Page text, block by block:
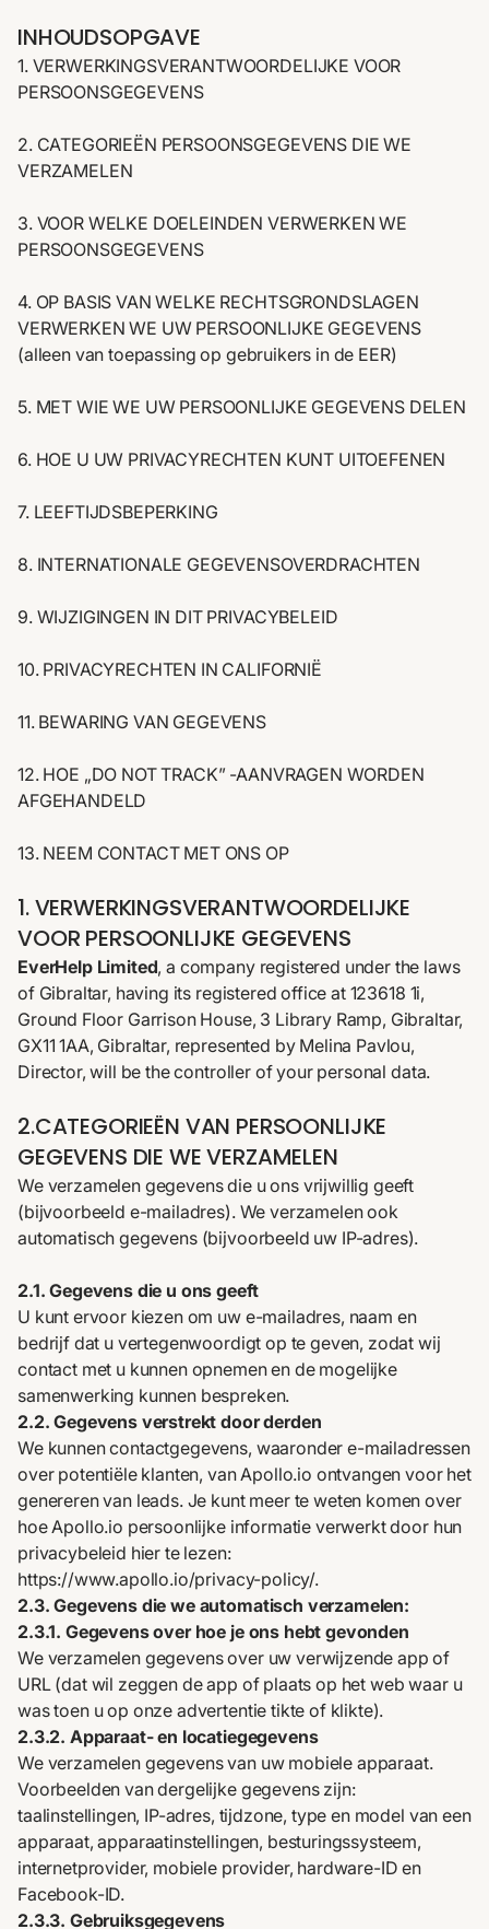
INHOUDSOPGAVE
1. VERWERKINGSVERANTWOORDELIJKE VOOR
PERSOONSGEGEVENS
2. CATEGORIEËN PERSOONSGEGEVENS DIE WE
VERZAMELEN
3. VOOR WELKE DOELEINDEN VERWERKEN WE
PERSOONSGEGEVENS
4. OP BASIS VAN WELKE RECHTSGRONDSLAGEN
VERWERKEN WE UW PERSOONLIJKE GEGEVENS
(alleen van toepassing op gebruikers in de EER)
5. MET WIE WE UW PERSOONLIJKE GEGEVENS DELEN
6. HOE U UW PRIVACYRECHTEN KUNT UITOEFENEN
7. LEEFTIJDSBEPERKING
8. INTERNATIONALE GEGEVENSOVERDRACHTEN
9. WIJZIGINGEN IN DIT PRIVACYBELEID
10. PRIVACYRECHTEN IN CALIFORNIË
11. BEWARING VAN GEGEVENS
12. HOE „DO NOT TRACK” -AANVRAGEN WORDEN
AFGEHANDELD
13. NEEM CONTACT MET ONS OP
1. VERWERKINGSVERANTWOORDELIJKE
VOOR PERSOONLIJKE GEGEVENS
EverHelp Limited, a company registered under the laws
of Gibraltar, having its registered office at 123618 1i,
Ground Floor Garrison House, 3 Library Ramp, Gibraltar,
GX11 1AA, Gibraltar, represented by Melina Pavlou,
Director, will be the controller of your personal data.
2.CATEGORIEËN VAN PERSOONLIJKE
GEGEVENS DIE WE VERZAMELEN
We verzamelen gegevens die u ons vrijwillig geeft
(bijvoorbeeld e-mailadres). We verzamelen ook
automatisch gegevens (bijvoorbeeld uw IP-adres).
2.1. Gegevens die u ons geeft
U kunt ervoor kiezen om uw e-mailadres, naam en
bedrijf dat u vertegenwoordigt op te geven, zodat wij
contact met u kunnen opnemen en de mogelijke
samenwerking kunnen bespreken.
2.2. Gegevens verstrekt door derden
We kunnen contactgegevens, waaronder e-mailadressen
over potentiële klanten, van Apollo.io ontvangen voor het
genereren van leads. Je kunt meer te weten komen over
hoe Apollo.io persoonlijke informatie verwerkt door hun
privacybeleid hier te lezen:
https://www.apollo.io/privacy-policy/.
2.3. Gegevens die we automatisch verzamelen:
2.3.1. Gegevens over hoe je ons hebt gevonden
We verzamelen gegevens over uw verwijzende app of
URL (dat wil zeggen de app of plaats op het web waar u
was toen u op onze advertentie tikte of klikte).
2.3.2. Apparaat- en locatiegegevens
We verzamelen gegevens van uw mobiele apparaat.
Voorbeelden van dergelijke gegevens zijn:
taalinstellingen, IP-adres, tijdzone, type en model van een
apparaat, apparaatinstellingen, besturingssysteem,
internetprovider, mobiele provider, hardware-ID en
Facebook-ID.
2.3.3. Gebruiksgegevens